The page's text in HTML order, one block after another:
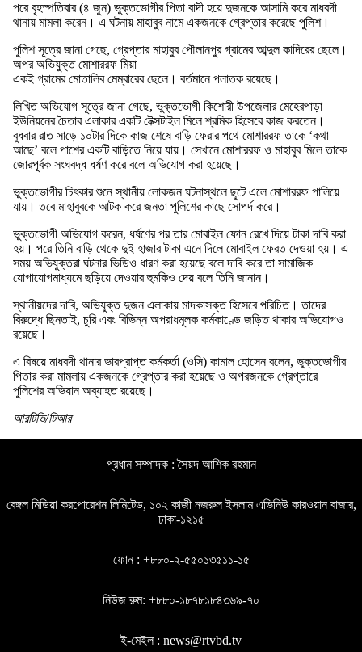
পরে বৃহস্পতিবার (৪ জুন) ভুক্তভোগীর পিতা বাদী হয়ে দুজনকে আসামি করে মাধবদী
থানায় মামলা করেন। এ ঘটনায় মাহাবুব নামে একজনকে গ্রেপ্তার করেছে পুলিশ।
পুলিশ সূত্রে জানা গেছে, গ্রেপ্তার মাহাবুব পৌলানপুর গ্রামের আব্দুল কাদিরের ছেলে।
অপর অভিযুক্ত মোশাররফ মিয়া
একই গ্রামের মোতালিব মেম্বারের ছেলে। বর্তমানে পলাতক রয়েছে।
লিখিত অভিযোগ সূত্রে জানা গেছে, ভুক্তভোগী কিশোরী উপজেলার মেহেরপাড়া
ইউনিয়নের চৈতাব এলাকার একটি টেক্সটাইল মিলে শ্রমিক হিসেবে কাজ করতেন।
বুধবার রাত সাড়ে ১০টার দিকে কাজ শেষে বাড়ি ফেরার পথে মোশাররফ তাকে ‘কথা
আছে’ বলে পাশের একটি বাড়িতে নিয়ে যায়। সেখানে মোশাররফ ও মাহাবুব মিলে তাকে
জোরপূর্বক সংঘবদ্ধ ধর্ষণ করে বলে অভিযোগ করা হয়েছে।
ভুক্তভোগীর চিৎকার শুনে স্থানীয় লোকজন ঘটনাস্থলে ছুটে এলে মোশাররফ পালিয়ে
যায়। তবে মাহাবুবকে আটক করে জনতা পুলিশের কাছে সোপর্দ করে।
ভুক্তভোগী অভিযোগ করেন, ধর্ষণের পর তার মোবাইল ফোন রেখে দিয়ে টাকা দাবি করা
হয়। পরে তিনি বাড়ি থেকে দুই হাজার টাকা এনে দিলে মোবাইল ফেরত দেওয়া হয়। এ
সময় অভিযুক্তরা ঘটনার ভিডিও ধারণ করা হয়েছে বলে দাবি করে তা সামাজিক
যোগাযোগমাধ্যমে ছড়িয়ে দেওয়ার হুমকিও দেয় বলে তিনি জানান।
স্থানীয়দের দাবি, অভিযুক্ত দুজন এলাকায় মাদকাসক্ত হিসেবে পরিচিত। তাদের
বিরুদ্ধে ছিনতাই, চুরি এবং বিভিন্ন অপরাধমূলক কর্মকাণ্ডে জড়িত থাকার অভিযোগও
রয়েছে।
এ বিষয়ে মাধবদী থানার ভারপ্রাপ্ত কর্মকর্তা (ওসি) কামাল হোসেন বলেন, ভুক্তভোগীর
পিতার করা মামলায় একজনকে গ্রেপ্তার করা হয়েছে ও অপরজনকে গ্রেপ্তারে
পুলিশের অভিযান অব্যাহত রয়েছে।
আরটিভি/টিআর
প্রধান সম্পাদক : সৈয়দ আশিক রহমান
বেঙ্গল মিডিয়া করপোরেশন লিমিটেড, ১০২ কাজী নজরুল ইসলাম এভিনিউ কারওয়ান বাজার,
ঢাকা-১২১৫
ফোন : +৮৮০-২-৫৫০১৩৫১১-১৫
নিউজ রুম: +৮৮০-১৮৭৮১৮৪৩৬৯-৭০
ই-মেইল : news@rtvbd.tv